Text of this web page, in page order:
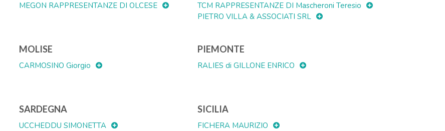
MEGON RAPPRESENTANZE DI OLCESE
TCM RAPPRESENTANZE DI Mascheroni Teresio
PIETRO VILLA & ASSOCIATI SRL
MOLISE
CARMOSINO Giorgio
PIEMONTE
RALIES di GILLONE ENRICO
SARDEGNA
UCCHEDDU SIMONETTA
SICILIA
FICHERA MAURIZIO